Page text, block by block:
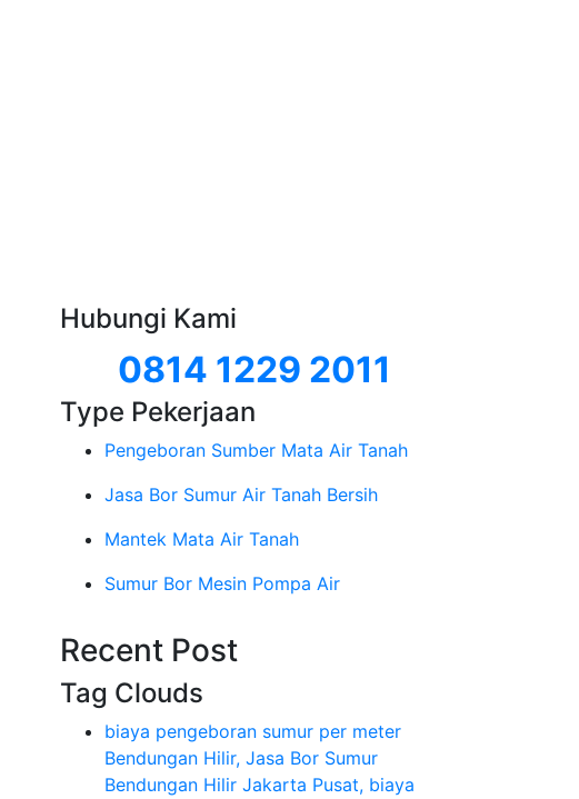
Hubungi Kami
0814 1229 2011
Type Pekerjaan
Pengeboran Sumber Mata Air Tanah
Jasa Bor Sumur Air Tanah Bersih
Mantek Mata Air Tanah
Sumur Bor Mesin Pompa Air
Recent Post
Tag Clouds
biaya pengeboran sumur per meter
Bendungan Hilir, Jasa Bor Sumur
Bendungan Hilir Jakarta Pusat, biaya